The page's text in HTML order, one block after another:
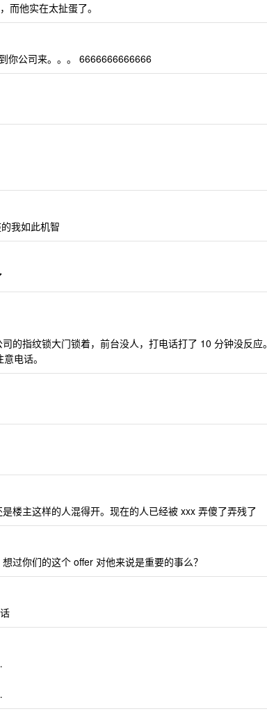
而他实在太扯蛋了。
你公司来。。。 6666666666666
我如此机智
的指纹锁大门锁着，前台没人，打电话打了 10 分钟没反应。
电话。
楼主这样的人混得开。现在的人已经被 xxx 弄傻了弄残了
过你们的这个 offer 对他来说是重要的事么？